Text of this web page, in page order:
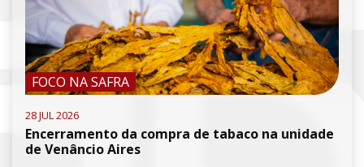
FOCO NA SAFRA
28 JUL 2026
Encerramento da compra de tabaco na unidade
de Venâncio Aires